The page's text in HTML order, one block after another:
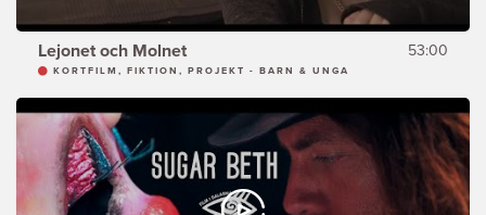
Lejonet och Molnet 53:00
KORTFILM, FIKTION, PROJEKT - BARN & UNGA